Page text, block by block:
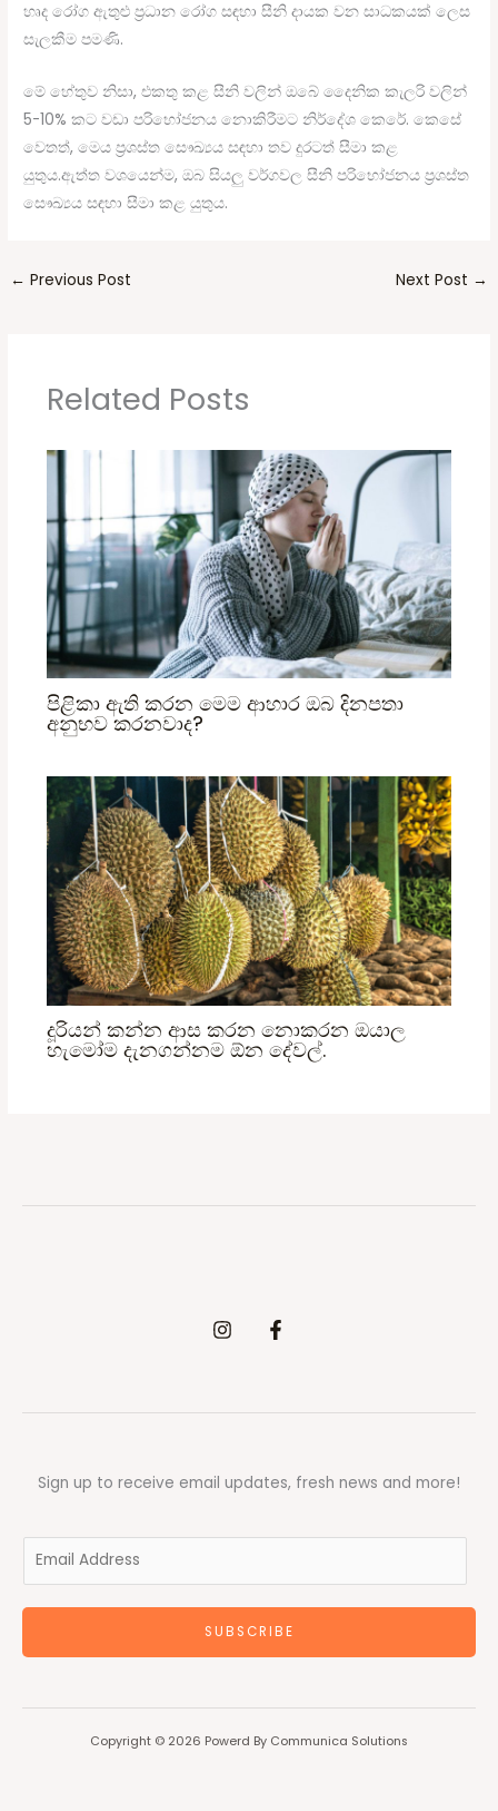
හෘද රෝග ඇතුළු ප්‍රධාන රෝග සඳහා සීනි දායක වන සාධකයක් ලෙස
සැලකීම පමණි.
මේ හේතුව නිසා, එකතු කළ සීනි වලින් ඔබේ දෛනික කැලරි වලින්
5-10% කට වඩා පරිභෝජනය නොකිරීමට නිර්දේශ කෙරේ. කෙසේ
වෙතත්, මෙය ප්‍රශස්ත සෞඛ්‍යය සඳහා තව දුරටත් සීමා කළ
යුතුය.ඇත්ත වශයෙන්ම, ඔබ සියලු වර්ගවල සීනි පරිභෝජනය ප්‍රශස්ත
සෞඛ්‍යය සඳහා සීමා කළ යුතුය.
← Previous Post Next Post →
Related Posts
පිළිකා ඇති කරන මෙම ආහාර ඔබ දිනපතා
අනුභව කරනවාද?
දූරියන් කන්න ආස කරන නොකරන ඔයාල
හැමෝම දැනගන්නම ඕන දේවල්.
Sign up to receive email updates, fresh news and more!
a
l
SUBSCRIBE
Copyright © 2026 Powerd By Communica Solutions